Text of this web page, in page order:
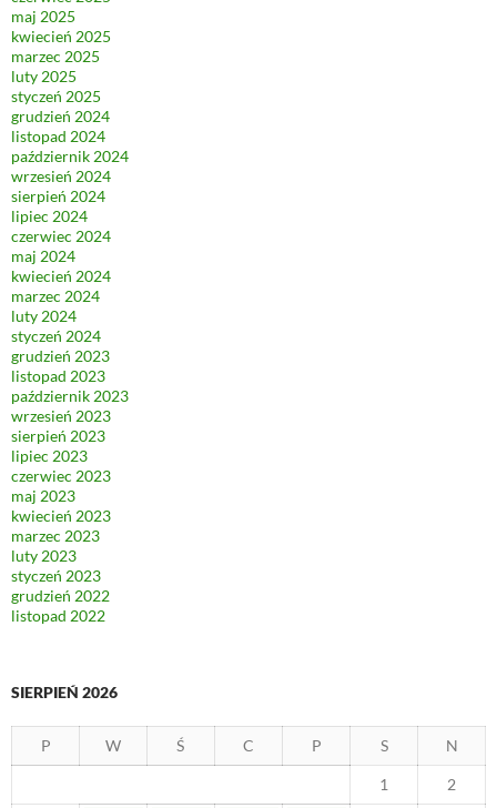
maj 2025
kwiecień 2025
marzec 2025
luty 2025
styczeń 2025
grudzień 2024
listopad 2024
październik 2024
wrzesień 2024
sierpień 2024
lipiec 2024
czerwiec 2024
maj 2024
kwiecień 2024
marzec 2024
luty 2024
styczeń 2024
grudzień 2023
listopad 2023
październik 2023
wrzesień 2023
sierpień 2023
lipiec 2023
czerwiec 2023
maj 2023
kwiecień 2023
marzec 2023
luty 2023
styczeń 2023
grudzień 2022
listopad 2022
SIERPIEŃ 2026
P W Ś C P S N
1 2